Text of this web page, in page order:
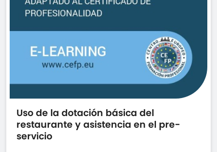
Uso de la dotación básica del
restaurante y asistencia en el pre-
servicio